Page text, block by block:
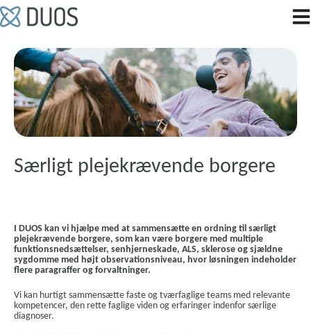
Hop
til
Særligt plejekrævende borgere
I DUOS kan vi hjælpe med at sammensætte en ordning til særligt
plejekrævende borgere, som kan være borgere med multiple
funktionsnedsættelser, senhjerneskade, ALS, sklerose og sjældne
sygdomme med højt observationsniveau, hvor løsningen indeholder
flere paragraffer og forvaltninger.
Vi kan hurtigt sammensætte faste og tværfaglige teams med relevante
kompetencer, den rette faglige viden og erfaringer indenfor særlige
diagnoser.